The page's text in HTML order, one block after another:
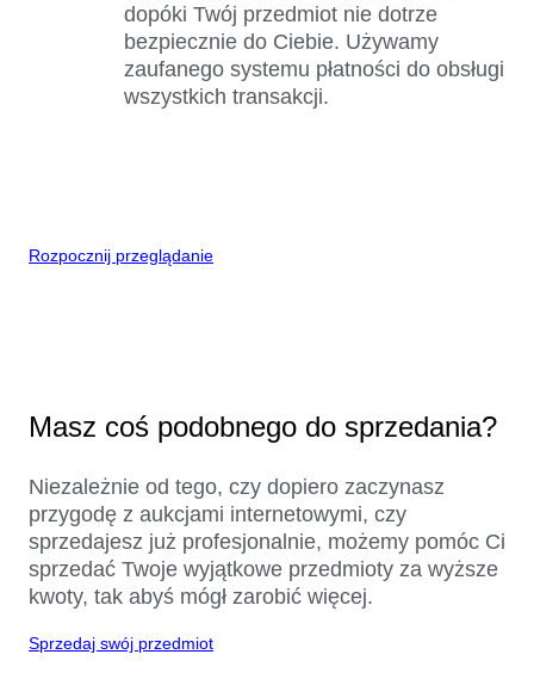
dopóki Twój przedmiot nie dotrze
bezpiecznie do Ciebie. Używamy
zaufanego systemu płatności do obsługi
wszystkich transakcji.
Rozpocznij przeglądanie
Masz coś podobnego do sprzedania?
Niezależnie od tego, czy dopiero zaczynasz
przygodę z aukcjami internetowymi, czy
sprzedajesz już profesjonalnie, możemy pomóc Ci
sprzedać Twoje wyjątkowe przedmioty za wyższe
kwoty, tak abyś mógł zarobić więcej.
Sprzedaj swój przedmiot